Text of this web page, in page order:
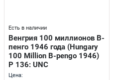
Есть в наличии
Венгрия 100 миллионов В-
пенго 1946 года (Hungary
100 Million B-pengo 1946)
P 136: UNC
Цена: